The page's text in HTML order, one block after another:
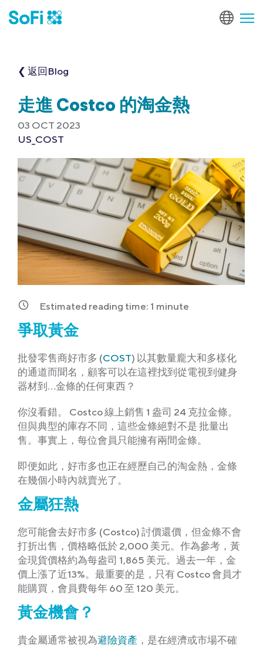
❮ 返回Blog
走進 Costco 的淘金熱
03 OCT 2023
US_COST
Estimated reading time: 1 minute
爭取黃金
批發零售商好市多 (COST) 以其數量龐大和多樣化
的通道而聞名，顧客可以在這裡找到從電視到健身
器材到…金條的任何東西？
你沒看錯。 Costco 線上銷售 1 盎司 24 克拉金條。
但與典型的庫存不同，這些金條絕對不是 批量出
售。事實上，每位會員只能擁有兩間金條。
即便如此，好市多也正在經歷自己的淘金熱，金條
在幾個小時內就賣光了。
金屬狂熱
您可能會去好市多 (Costco) 討價還價，但金條不會
打折出售，價格略低於 2,000 美元。作為參考，黃
金現貨價格約為每盎司 1,865 美元。過去一年，金
價上漲了近13%。最重要的是，只有 Costco 會員才
能購買，會員費每年 60 至 120 美元。
黃金機會？
貴金屬通常被視為避險資產 ，是在經濟或市場不確